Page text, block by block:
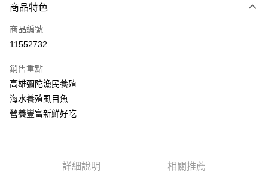
6 期 0 利率 每期
合作金庫商業銀行
上海商業儲蓄銀行
臺灣中小企業銀行
匯豐（台灣）商業銀行
聯邦商業銀行
元大商業銀行
LINE Pay
Apple Pay
街口支付
悠遊付
Google Pay
商品特色
商品編號
11552732
銷售重點
高雄彌陀漁民養殖
海水養殖虱目魚
營養豐富新鮮好吃
詳細說明 相關推薦